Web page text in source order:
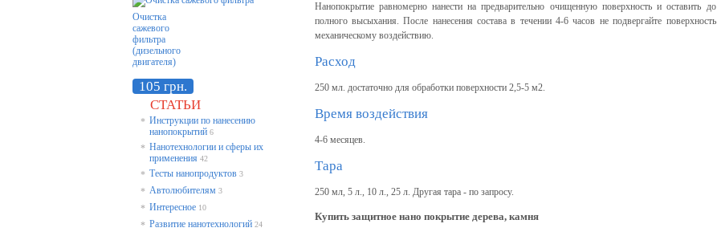
Очистка
сажевого
фильтра
(дизельного
двигателя)
105 грн.
СТАТЬИ
* Инструкции по нанесению
нанопокрытий 6
* Нанотехнологии и сферы их
применения 42
* Тесты нанопродуктов 3
* Автолюбителям 3
* Интересное 10
* Развитие нанотехнологий 24
Нанопокрытие равномерно нанести на предварительно очищенную поверхность и оставить до
полного высыхания. После нанесения состава в течении 4-6 часов не подвергайте поверхность
механическому воздействию.
Расход
250 мл. достаточно для обработки поверхности 2,5-5 м2.
Время воздействия
4-6 месяцев.
Тара
250 мл, 5 л., 10 л., 25 л. Другая тара - по запросу.
Купить защитное нано покрытие дерева, камня